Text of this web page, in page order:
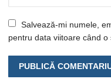
Salvează-mi numele,
pentru data viitoare când o